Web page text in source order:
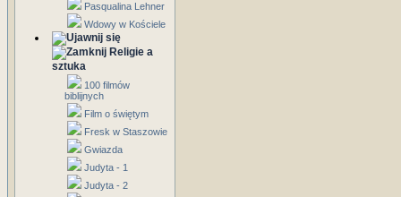
Pasqualina Lehner
Wdowy w Kościele
Religie a
sztuka
100 filmów
biblijnych
Film o świętym
Fresk w Staszowie
Gwiazda
Judyta - 1
Judyta - 2